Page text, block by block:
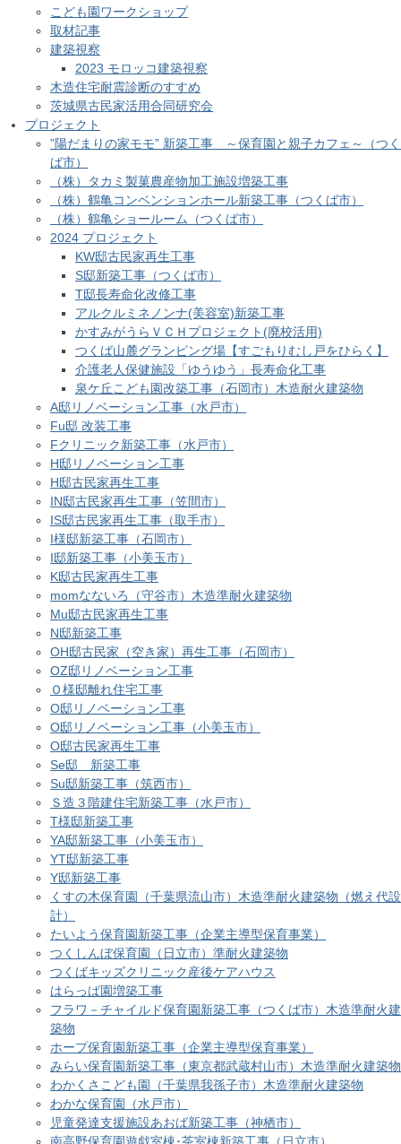
こども園ワークショップ
取材記事
建築視察
2023 モロッコ建築視察
木造住宅耐震診断のすすめ
茨城県古民家活用合同研究会
プロジェクト
”陽だまりの家モモ” 新築工事 ～保育園と親子カフェ～（つく
ば市）
（株）タカミ製菓農産物加工施設増築工事
（株）鶴亀コンベンションホール新築工事（つくば市）
（株）鶴亀ショールーム（つくば市）
2024 プロジェクト
KW邸古民家再生工事
S邸新築工事（つくば市）
T邸長寿命化改修工事
アルクルミネノンナ(美容室)新築工事
かすみがうらＶＣＨプロジェクト(廃校活用)
つくば山麓グランピング場【すごもりむし戸をひらく】
介護老人保健施設「ゆうゆう」長寿命化工事
泉ケ丘こども園改築工事（石岡市）木造耐火建築物
A邸リノベーション工事（水戸市）
Fu邸 改装工事
Fクリニック新築工事（水戸市）
H邸リノベーション工事
H邸古民家再生工事
IN邸古民家再生工事（笠間市）
IS邸古民家再生工事（取手市）
I様邸新築工事（石岡市）
I邸新築工事（小美玉市）
K邸古民家再生工事
momなないろ（守谷市）木造準耐火建築物
Mu邸古民家再生工事
N邸新築工事
OH邸古民家（空き家）再生工事（石岡市）
OZ邸リノベーション工事
Ｏ様邸離れ住宅工事
O邸リノベーション工事
O邸リノベーション工事（小美玉市）
O邸古民家再生工事
Se邸 新築工事
Su邸新築工事（筑西市）
Ｓ造３階建住宅新築工事（水戸市）
T様邸新築工事
YA邸新築工事（小美玉市）
YT邸新築工事
Y邸新築工事
くすの木保育園（千葉県流山市）木造準耐火建築物（燃え代設
計）
たいよう保育園新築工事（企業主導型保育事業）
つくしんぼ保育園（日立市）準耐火建築物
つくばキッズクリニック産後ケアハウス
はらっぱ園増築工事
フラワ－チャイルド保育園新築工事（つくば市）木造準耐火建
築物
ホープ保育園新築工事（企業主導型保育事業）
みらい保育園新築工事（東京都武蔵村山市）木造準耐火建築物
わかくさこども園（千葉県我孫子市）木造準耐火建築物
わかな保育園（水戸市）
児童発達支援施設あおば新築工事（神栖市）